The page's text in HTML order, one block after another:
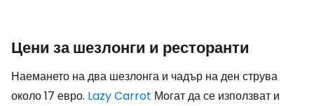
Цени за шезлонги и ресторанти
Наемането на два шезлонга и чадър на ден струва
около 17 евро. Lazy Carrot Могат да се използват и